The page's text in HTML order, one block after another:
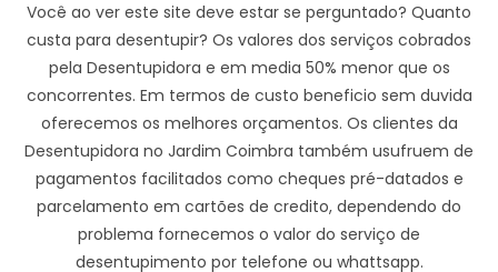
Você ao ver este site deve estar se perguntado? Quanto
custa para desentupir? Os valores dos serviços cobrados
pela Desentupidora e em media 50% menor que os
concorrentes. Em termos de custo beneficio sem duvida
oferecemos os melhores orçamentos. Os clientes da
Desentupidora no Jardim Coimbra também usufruem de
pagamentos facilitados como cheques pré-datados e
parcelamento em cartões de credito, dependendo do
problema fornecemos o valor do serviço de
desentupimento por telefone ou whattsapp.